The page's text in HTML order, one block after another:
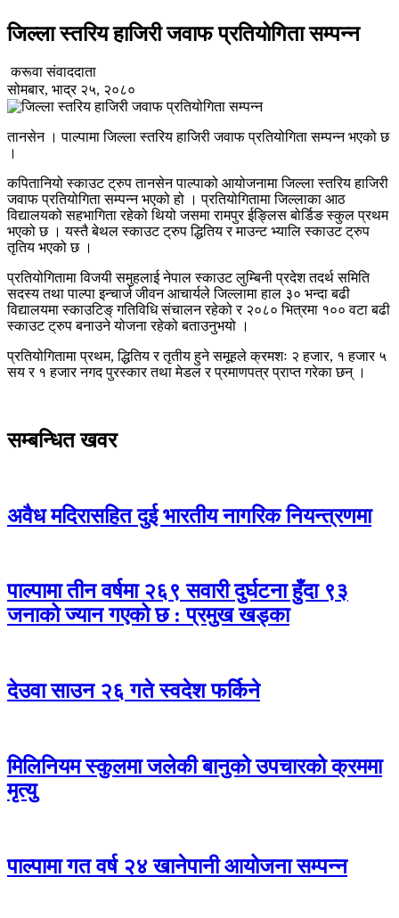
जिल्ला स्तरिय हाजिरी जवाफ प्रतियोगिता सम्पन्न
करूवा संवाददाता
सोमबार, भाद्र २५, २०८०
तानसेन । पाल्पामा जिल्ला स्तरिय हाजिरी जवाफ प्रतियोगिता सम्पन्न भएको छ
।
कपितानियो स्काउट ट्रुप तानसेन पाल्पाको आयोजनामा जिल्ला स्तरिय हाजिरी
जवाफ प्रतियोगिता सम्पन्न भएको हो । प्रतियोगितामा जिल्लाका आठ
विद्यालयको सहभागिता रहेको थियो जसमा रामपुर ईङ्लिस बोर्डिङ स्कुल प्रथम
भएको छ । यस्तै बेथल स्काउट ट्रुप द्धितिय र माउन्ट भ्यालि स्काउट ट्रुप
तृतिय भएको छ ।
प्रतियोगितामा विजयी समुहलाई नेपाल स्काउट लुम्बिनी प्रदेश तदर्थ समिति
सदस्य तथा पाल्पा इन्चार्ज जीवन आचार्यले जिल्लामा हाल ३० भन्दा बढी
विद्यालयमा स्काउटिङ् गतिविधि संचालन रहेको र २०८० भित्रमा १०० वटा बढी
स्काउट ट्रुप बनाउने योजना रहेको बताउनुभयो ।
प्रतियोगितामा प्रथम, द्धितिय र तृतीय हुने समूहले क्रमशः २ हजार, १ हजार ५
सय र १ हजार नगद पुरस्कार तथा मेडल र प्रमाणपत्र प्राप्त गरेका छन् ।
सम्बन्धित खवर
अवैध मदिरासहित दुई भारतीय नागरिक नियन्त्रणमा
पाल्पामा तीन वर्षमा २६९ सवारी दुर्घटना हुँदा ९३
जनाको ज्यान गएको छ : प्रमुख खड्का
देउवा साउन २६ गते स्वदेश फर्किने
मिलिनियम स्कुलमा जलेकी बानुको उपचारको क्रममा
मृत्यु
पाल्पामा गत वर्ष २४ खानेपानी आयोजना सम्पन्न